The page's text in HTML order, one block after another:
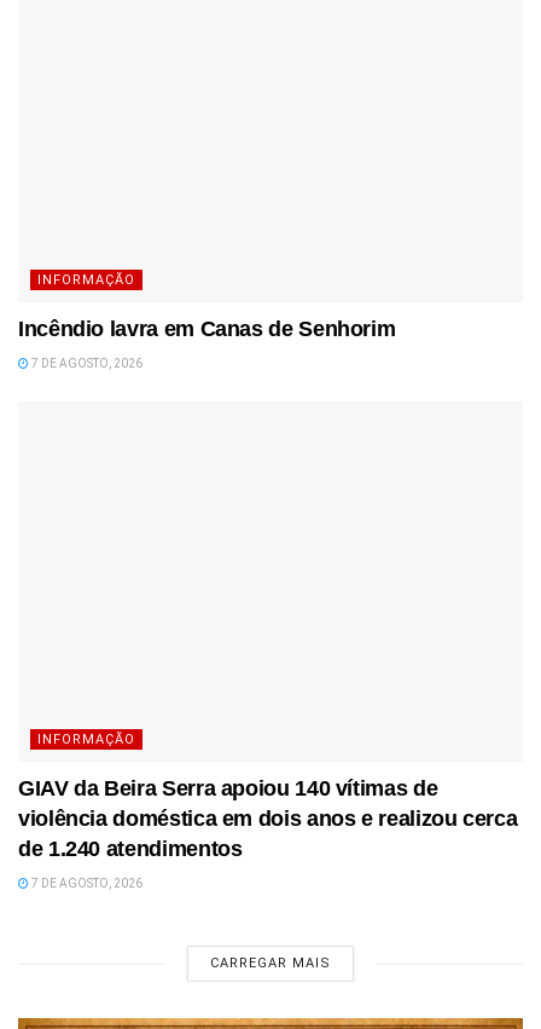
INFORMAÇÃO
Incêndio lavra em Canas de Senhorim
7 DE AGOSTO, 2026
INFORMAÇÃO
GIAV da Beira Serra apoiou 140 vítimas de
violência doméstica em dois anos e realizou cerca
de 1.240 atendimentos
7 DE AGOSTO, 2026
CARREGAR MAIS